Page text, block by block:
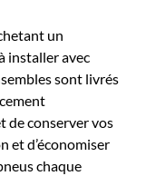
un
installer avec
sont livrés
de conserver vos
et d’économiser
chaque